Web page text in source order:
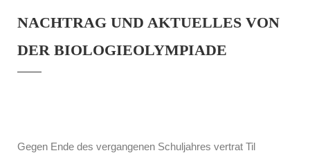
NACHTRAG UND AKTUELLES VON
DER BIOLOGIEOLYMPIADE
Gegen Ende des vergangenen Schuljahres vertrat Til